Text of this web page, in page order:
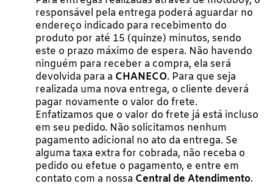
responsável pela entrega poderá aguardar no
endereço indicado para recebimento do
produto por até 15 (quinze) minutos, sendo
este o prazo máximo de espera. Não havendo
ninguém para receber a compra, ela será
devolvida para a CHANECO. Para que seja
realizada uma nova entrega, o cliente deverá
pagar novamente o valor do frete.
Enfatizamos que o valor do frete já está incluso
em seu pedido. Não solicitamos nenhum
pagamento adicional no ato da entrega. Se
alguma taxa extra for cobrada, não receba o
pedido ou efetue o pagamento, e entre em
contato com a nossa Central de Atendimento.